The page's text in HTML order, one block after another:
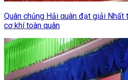
Quân chủng Hải quân đạt giải
cơ khí toàn quân